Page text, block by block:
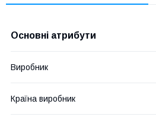
Основні атрибути
Виробник
Країна виробник